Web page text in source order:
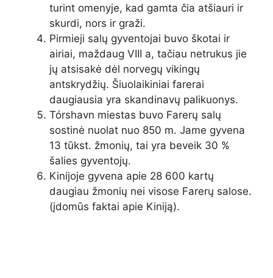
turint omenyje, kad gamta čia atšiauri ir
skurdi, nors ir graži.
Pirmieji salų gyventojai buvo škotai ir
airiai, maždaug VIII a, tačiau netrukus jie
jų atsisakė dėl norvegų vikingų
antskrydžių. Šiuolaikiniai farerai
daugiausia yra skandinavų palikuonys.
Tórshavn miestas buvo Farerų salų
sostinė nuolat nuo 850 m. Jame gyvena
13 tūkst. žmonių, tai yra beveik 30 %
šalies gyventojų.
Kinijoje gyvena apie 28 600 kartų
daugiau žmonių nei visose Farerų salose.
(įdomūs faktai apie Kiniją).